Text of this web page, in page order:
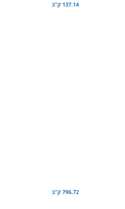
137.14 ק"ב
796.72 ק"ב